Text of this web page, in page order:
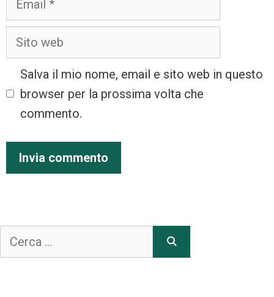
Salva il mio nome, email e sito web in questo
browser per la prossima volta che
commento.